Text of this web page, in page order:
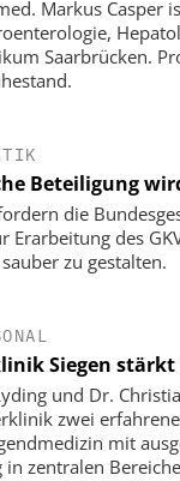
Markus Casper
Saarbrücken.
Beteiligung
die
Erarbeitung des
zu gestalten.
Siegen
und Dr.
zwei
mit
in zentralen